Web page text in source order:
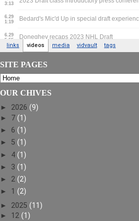
SITE PAGES
OUR CHIVES
► 2026 (9)
► 7 (1)
► 6 (1)
► 5 (1)
► 4 (1)
► 3 (1)
► 2 (2)
► 1 (2)
► 2025 (11)
► 12 (1)